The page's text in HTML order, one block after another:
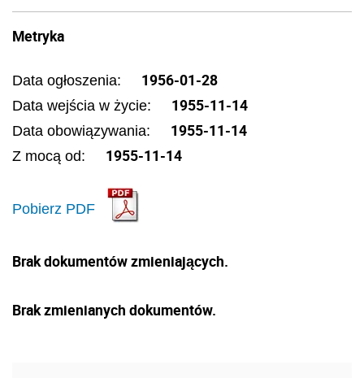
Metryka
Data ogłoszenia: 1956-01-28
Data wejścia w życie: 1955-11-14
Data obowiązywania: 1955-11-14
Z mocą od: 1955-11-14
Pobierz PDF
Brak dokumentów zmieniających.
Brak zmienianych dokumentów.